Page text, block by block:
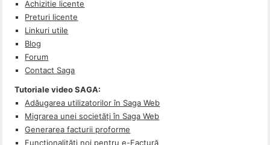
Achizitie licente
Preturi licente
Linkuri utile
Blog
Forum
Contact Saga
Tutoriale video SAGA:
Adăugarea utilizatorilor în Saga Web
Migrarea unei societăți în Saga Web
Generarea facturii proforme
Funcționalități noi pentru e-Factură